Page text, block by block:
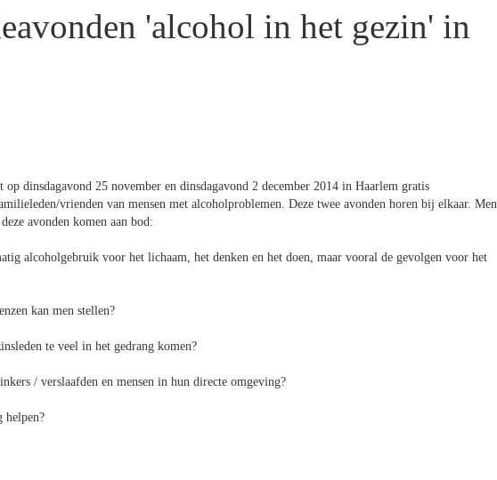
'alcohol in het gezin' in
dinsdagavond 25 november en dinsdagavond 2 december 2014 in Haarlem gratis
vrienden van mensen met alcoholproblemen. Deze twee avonden horen bij elkaar. Men
avonden komen aan bod:
alcoholgebruik voor het lichaam, het denken en het doen, maar vooral de gevolgen voor het
kan men stellen?
te veel in het gedrang komen?
/ verslaafden en mensen in hun directe omgeving?
helpen?